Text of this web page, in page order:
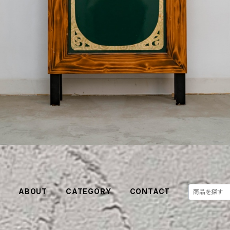
ABOUT CATEGORY CONTACT